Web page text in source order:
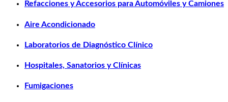
Refacciones y Accesorios para Automóviles y Camiones
Aire Acondicionado
Laboratorios de Diagnóstico Clínico
Hospitales, Sanatorios y Clínicas
Fumigaciones